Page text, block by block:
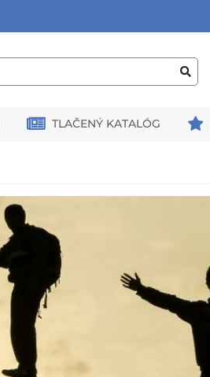
TLAČENÝ KATALÓG